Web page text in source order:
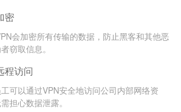
密
会加密所有传输的数据，防止黑客和其他恶
窃取信息。
程访问
可以通过VPN安全地访问公司内部网络资
担心数据泄露。